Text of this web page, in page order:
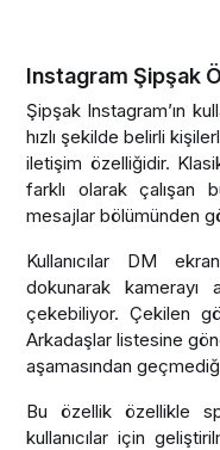
Instagram Şipşak
Şipşak Instagram’ın
hızlı şekilde belirli
iletişim özelliğidir.
farklı olarak çalışan
mesajlar bölümünden
Kullanıcılar DM
dokunarak
çekebiliyor. Çekilen
Arkadaşlar listesine
aşamasından
Bu özellik özellikle
kullanıcılar için